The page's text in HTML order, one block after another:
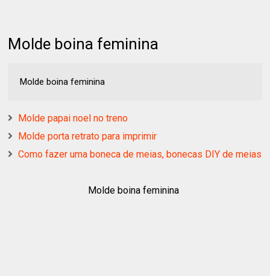
Molde boina feminina
Molde boina feminina
Molde papai noel no treno
Molde porta retrato para imprimir
Como fazer uma boneca de meias, bonecas DIY de meias
Molde boina feminina